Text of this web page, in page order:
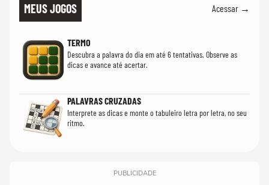
MEUS JOGOS Acessar →
TERMO
Descubra a palavra do dia em até 6 tentativas. Observe as
dicas e avance até acertar.
PALAVRAS CRUZADAS
Interprete as dicas e monte o tabuleiro letra por letra, no seu
ritmo.
PUBLICIDADE